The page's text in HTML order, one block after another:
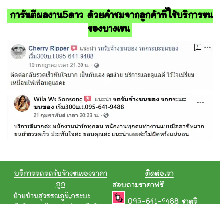
การันตีผลงาน5ดาว ด้วยคำชมจากลูกค้าที่ใช้บริการขน
ของบางเขน
บริการรถรถรับจ้างขนของราคา
ถูก
ย้ายบ้านสุวรรณภูมิ,กระบะ
ติดต่อเรา
สอบถามราคาฟรี
095-641-9488 ชาตรี